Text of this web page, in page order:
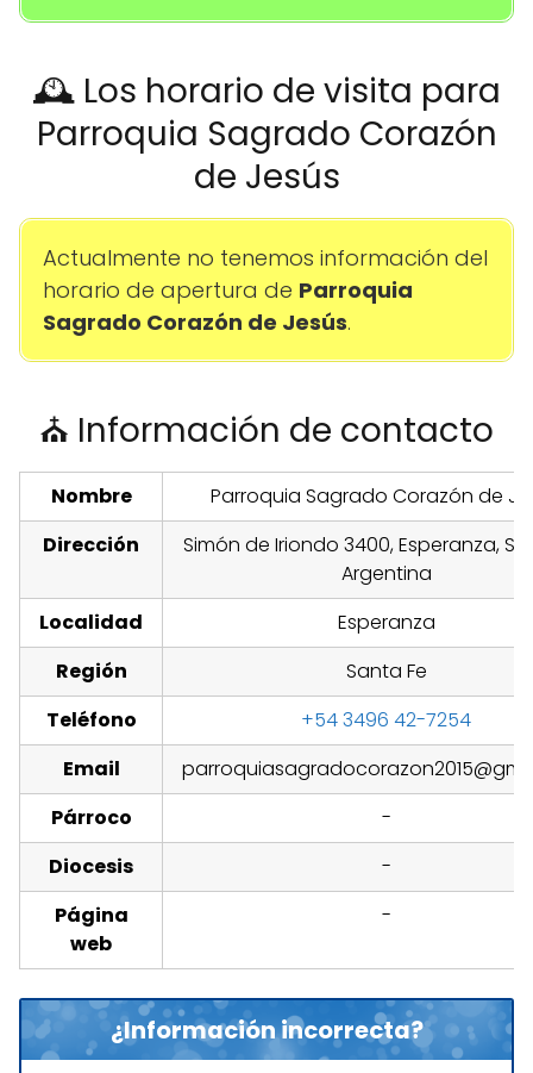
🕰️ Los horario de visita para
Parroquia Sagrado Corazón
de Jesús
Actualmente no tenemos información del
horario de apertura de Parroquia
Sagrado Corazón de Jesús.
⛪ Información de contacto
Nombre
Parroquia Sagrado Corazón de
Dirección
Simón de Iriondo 3400, Esperanza,
Argentina
Localidad
Esperanza
Región
Santa Fe
Teléfono
+54 3496 42-7254
Email
Párroco
-
Diocesis
-
Página
web
-
¿Información incorrecta?